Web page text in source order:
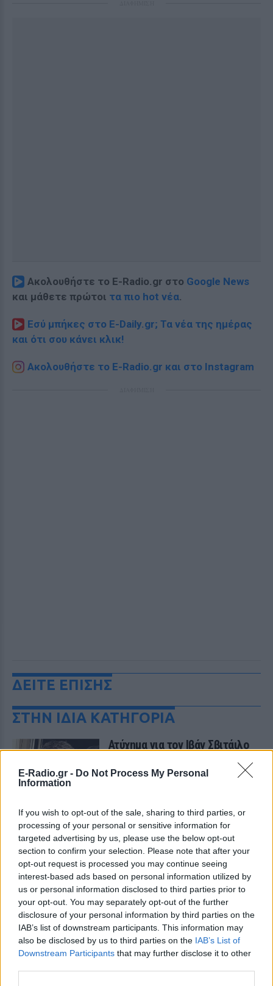
E-Radio.gr - Do Not Process My Personal
Information
If you wish to opt-out of the sale, sharing to third parties, or
processing of your personal or sensitive information for
targeted advertising by us, please use the below opt-out
section to confirm your selection. Please note that after your
opt-out request is processed you may continue seeing
interest-based ads based on personal information utilized by
us or personal information disclosed to third parties prior to
your opt-out. You may separately opt-out of the further
disclosure of your personal information by third parties on the
IAB’s list of downstream participants. This information may
also be disclosed by us to third parties on the IAB’s List of
Downstream Participants that may further disclose it to other
Ακολουθήστε το E-Radio.gr στο Google News
και μάθετε πρώτοι τα πιο hot νέα.
Εσύ μπήκες στο E-Daily.gr; Τα νέα της ημέρας
και ότι σου κάνει κλικ!
Ακολουθήστε το E-Radio.gr και στο Instagram
ΔΕΙΤΕ ΕΠΙΣΗΣ
ΣΤΗΝ ΙΔΙΑ ΚΑΤΗΓΟΡΙΑ
Ατύχημα για τον Ιβάν Σβιτάιλο
δυνατός»
στο Instagram μια φωτογραφία από
πρόσφατη εξέτασή του, με ένα μήνυμα
θάρρους
Φοβερή ιστορία στον ΟΦΗ:
Ένας κάτοχος εισιτηρίου
διαρκείας είναι μόλις 2 μηνών
ΧΤΕΣ
Οπαδός από κούνια κυριολεκτικά στον
ΟΦΗ
Διακοπές στη Μύκονο για τη
Βάλια Χατζηθεοδώρου ‑ οι
παραλία